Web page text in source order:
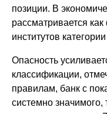
позиции. В
рассматривается
институтов
Опасность
классификации,
правилам, банк с
системно значимого,